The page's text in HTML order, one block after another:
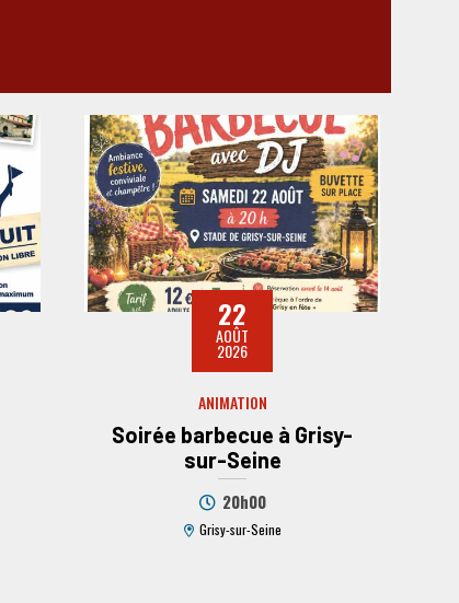
22
AOÛT
2026
ANIMATION
Soirée barbecue à Grisy-
sur-Seine
20h00
Grisy-sur-Seine